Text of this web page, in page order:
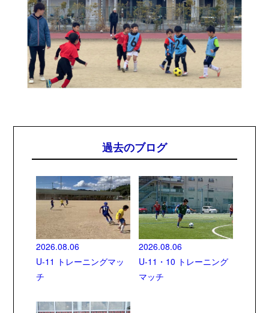
過去のブログ
2026.08.06
U-11 トレーニングマッ
チ
2026.08.06
U-11・10 トレーニング
マッチ